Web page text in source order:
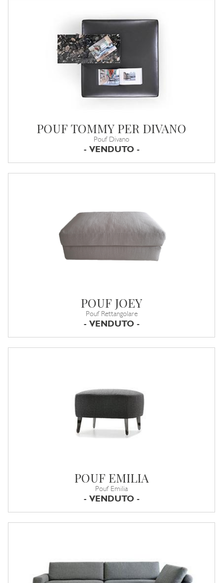
POUF TOMMY PER DIVANO
Pouf Divano
- VENDUTO -
POUF JOEY
Pouf Rettangolare
- VENDUTO -
POUF EMILIA
Pouf Emilia
- VENDUTO -